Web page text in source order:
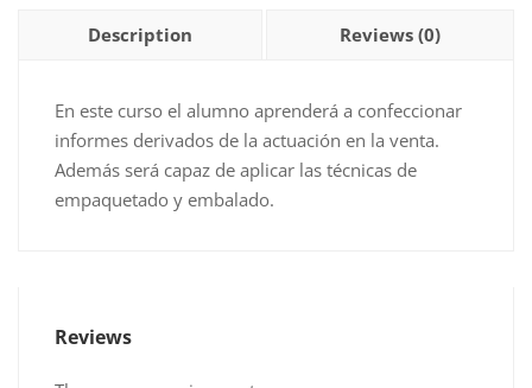
PUNTO
Description Reviews (0)
En este curso el alumno aprenderá a confeccionar
informes derivados de la actuación en la venta.
Además será capaz de aplicar las técnicas de
empaquetado y embalado.
Reviews